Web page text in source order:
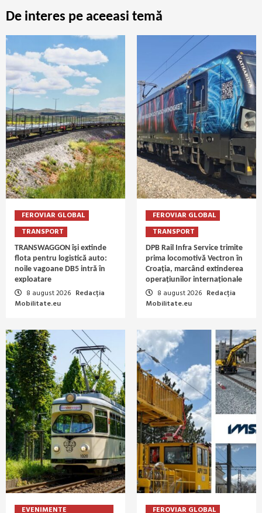
De interes pe aceeasi temă
FEROVIAR GLOBAL
TRANSPORT
TRANSWAGGON își extinde
flota pentru logistică auto:
noile vagoane DB5 intră în
exploatare
8 august 2026 Redacția
Mobilitate.eu
FEROVIAR GLOBAL
TRANSPORT
DPB Rail Infra Service trimite
prima locomotivă Vectron în
Croația, marcând extinderea
operațiunilor internaționale
8 august 2026 Redacția
Mobilitate.eu
EVENIMENTE
FEROVIAR GLOBAL